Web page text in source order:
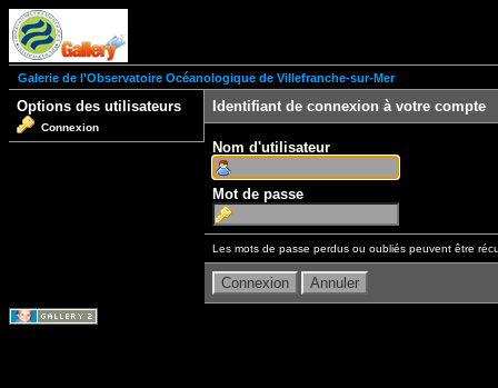
Galerie de l'Observatoire Océanologique de Villefranche-sur-Mer
Options des utilisateurs
Connexion
Identifiant de connexion à votre compte
Nom d'utilisateur
Mot de passe
Les mots de passe perdus ou oubliés peuvent être